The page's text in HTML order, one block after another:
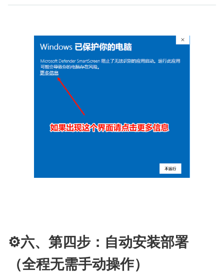
⚙️六、第四步：自动安装部署
（全程无需手动操作）